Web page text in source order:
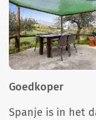
Goedkoper
Spanje is in het